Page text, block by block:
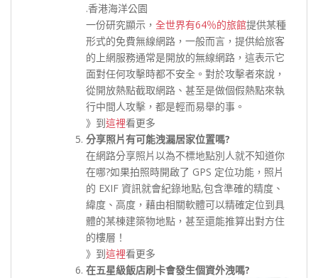
.香港海洋公園
一份研究顯示， 全世界有64％的旅館提供某種
形式的免費無線網路，一般而言，提供給旅客
的上網服務通常是開放的無線網路，這表示它
面對任何攻擊時都不安全。對於攻擊者來說，
從開放熱點截取網路、甚至是做個假熱點來執
行中間人攻擊，都是輕而易舉的事。
》到這裡看更多
分享照片有可能洩漏居家位置嗎?
在網路分享照片以為不標地點別人就不知道你
在哪?如果拍照時開啟了 GPS 定位功能，照片
的 EXIF 資訊就會紀錄地點,包含準確的精度、
緯度、高度，藉由相關軟體可以精確定位到具
體的某棟建築物地點，甚至還能推算出對方住
的樓層！
》到這裡看更多
在五星級飯店刷卡會發生個資外洩嗎?